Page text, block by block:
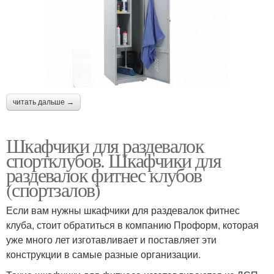
читать дальше →
Шкафчики для раздевалок
спортклубов. Шкафчики для
раздевалок фитнес клубов
(спортзалов)
Если вам нужны шкафчики для раздевалок фитнес
клуба, стоит обратиться в компанию Проформ, которая
уже много лет изготавливает и поставляет эти
конструкции в самые разные организации.